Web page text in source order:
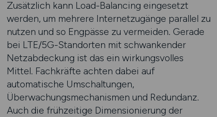
Zusätzlich kann Load-Balancing eingesetzt
werden, um mehrere Internetzugänge parallel zu
nutzen und so Engpässe zu vermeiden. Gerade
bei LTE/5G-Standorten mit schwankender
Netzabdeckung ist das ein wirkungsvolles
Mittel. Fachkräfte achten dabei auf
automatische Umschaltungen,
Überwachungsmechanismen und Redundanz.
Auch die frühzeitige Dimensionierung der